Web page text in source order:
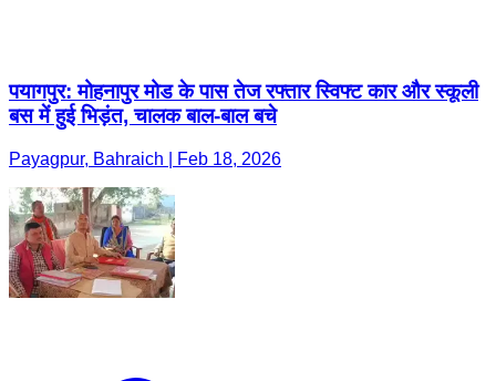
पयागपुर: मोहनापुर मोड के पास तेज रफ्तार स्विफ्ट कार और स्कूली
बस में हुई भिड़ंत, चालक बाल-बाल बचे
Payagpur, Bahraich | Feb 18, 2026